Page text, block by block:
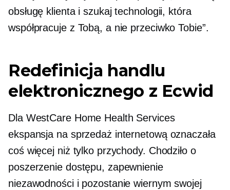
obsługę klienta i szukaj technologii, która
współpracuje z Tobą, a nie przeciwko Tobie”.
Redefinicja handlu
elektronicznego z Ecwid
Dla WestCare Home Health Services
ekspansja na sprzedaż internetową oznaczała
coś więcej niż tylko przychody. Chodziło o
poszerzenie dostępu, zapewnienie
niezawodności i pozostanie wiernym swojej